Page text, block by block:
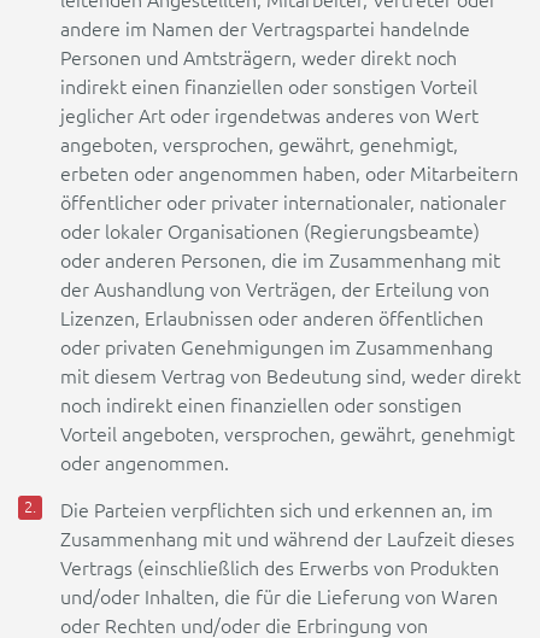
andere im Namen der Vertragspartei handelnde
Personen und Amtsträgern, weder direkt noch
indirekt einen finanziellen oder sonstigen Vorteil
jeglicher Art oder irgendetwas anderes von Wert
angeboten, versprochen, gewährt, genehmigt,
erbeten oder angenommen haben, oder Mitarbeitern
öffentlicher oder privater internationaler, nationaler
oder lokaler Organisationen (Regierungsbeamte)
oder anderen Personen, die im Zusammenhang mit
der Aushandlung von Verträgen, der Erteilung von
Lizenzen, Erlaubnissen oder anderen öffentlichen
oder privaten Genehmigungen im Zusammenhang
mit diesem Vertrag von Bedeutung sind, weder direkt
noch indirekt einen finanziellen oder sonstigen
Vorteil angeboten, versprochen, gewährt, genehmigt
oder angenommen.
Die Parteien verpflichten sich und erkennen an, im
Zusammenhang mit und während der Laufzeit dieses
Vertrags (einschließlich des Erwerbs von Produkten
und/oder Inhalten, die für die Lieferung von Waren
oder Rechten und/oder die Erbringung von